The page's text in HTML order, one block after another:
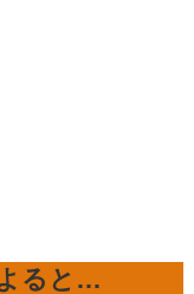
ると…